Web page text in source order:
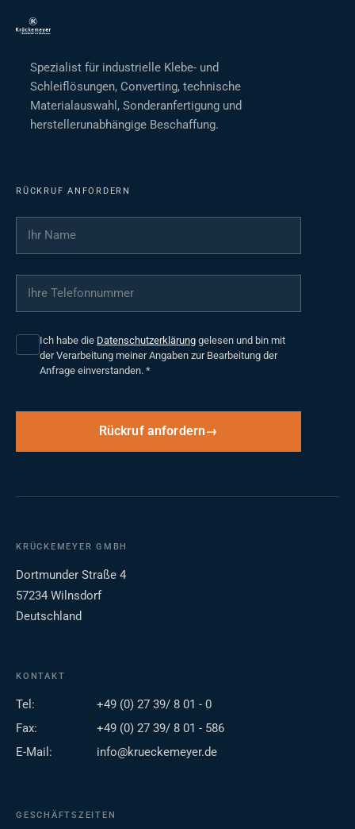
Spezialist für industrielle Klebe- und
Schleiflösungen, Converting, technische
Materialauswahl, Sonderanfertigung und
herstellerunabhängige Beschaffung.
RÜCKRUF ANFORDERN
Ihr Name
Ihre Telefonnummer
Ich habe die Datenschutzerklärung gelesen und bin mit
der Verarbeitung meiner Angaben zur Bearbeitung der
Anfrage einverstanden. *
Rückruf anfordern
KRÜCKEMEYER GMBH
Dortmunder Straße 4
57234 Wilnsdorf
Deutschland
KONTAKT
Tel:
+49 (0) 27 39/ 8 01 - 0
Fax:
+49 (0) 27 39/ 8 01 - 586
E-Mail:
info@krueckemeyer.de
GESCHÄFTSZEITEN